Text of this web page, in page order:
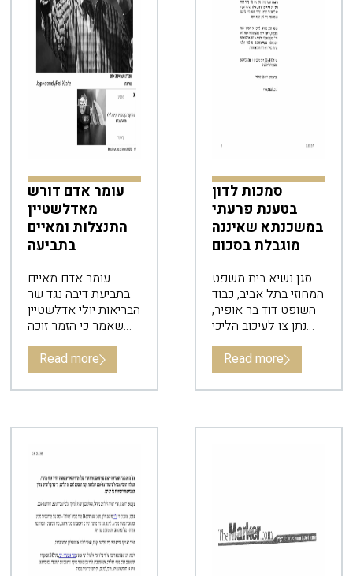
עומר אדם דורש
מאדלשטיין
התנצלות ומאיים
בתביעה
עומר אדם מאיים
בתביעת דיבה נגד שר
הבריאות יולי אדלשטיין
שאמר כי הזמר זוכה
להנחות והדבר מעביר
Read more
סמכות לדון
בטענת פרעתי
במשכנתא שאיננה
מוגבלת בסכום
סגן נשיא בית משפט
המחוזי בתל אביב, כבוד
השופט דוד בר אופיר,
נתן צו לעיכוב הליכי
הוצאה לפועל הגד
“חייב” אשר מתנהלים
נגדו הליכים לשימוש
משכנתא וקבע
Read more